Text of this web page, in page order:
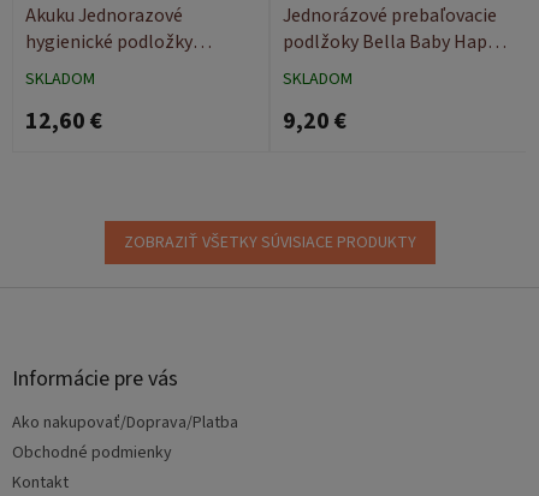
Akuku Jednorazové
hygienické podložky
PREMIUM 40x60 15 ks
SKLADOM
12,60 €
Jednorázové prebaľovacie
podlžoky Bella Baby Happy
60x60 10ks
SKLADOM
9,20 €
ZOBRAZIŤ VŠETKY SÚVISIACE PRODUKTY
Informácie pre vás
Ako nakupovať/Doprava/Platba
Obchodné podmienky
Kontakt